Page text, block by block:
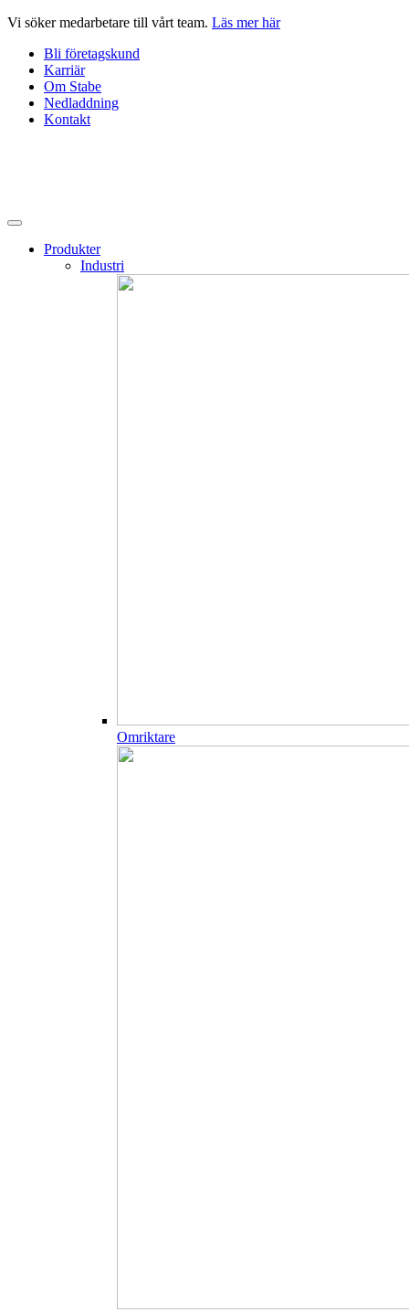
Hoppa
innehåll
Vi söker medarbetare till vårt team. Läs mer här
Bli företagskund
Karriär
Om Stabe
Nedladdning
Kontakt
Produkter
Industri
Omriktare